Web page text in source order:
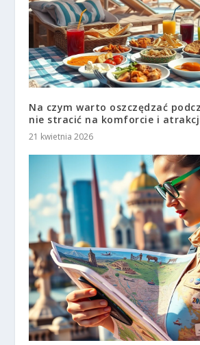
Na czym warto oszczędzać
nie stracić na komforcie i
21 kwietnia 2026